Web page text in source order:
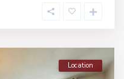
Location